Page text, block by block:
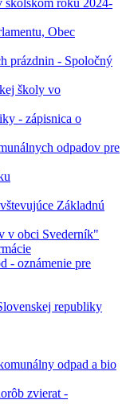
školskom roku 2024-
Obec
prázdnin - Spoločný
školy vo
- zápisnica o
odpadov pre
Základnú
v obci Svederník"
- oznámenie pre
republiky
odpad a bio
zvierat -